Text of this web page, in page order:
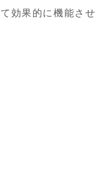
て効果的に機能さ